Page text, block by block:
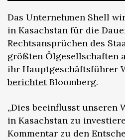
Das Unternehmen Shell
in Kasachstan für die
Rechtsansprüchen des
größten Ölgesellschaften
ihr Hauptgeschäftsführer
berichtetBloomberg.
„Dies beeinflusst unseren
in Kasachstan zu
Kommentar zu den